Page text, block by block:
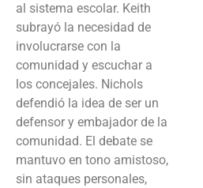
al sistema escolar. Keith
subrayó la necesidad de
involucrarse con la
comunidad y escuchar a
los concejales. Nichols
defendió la idea de ser un
defensor y embajador de la
comunidad. El debate se
mantuvo en tono amistoso,
sin ataques personales,